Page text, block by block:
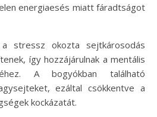
energiaesés miatt fáradtságot
stressz okozta sejtkárosodás
így hozzájárulnak a mentális
A bogyókban található
ezáltal csökkentve a
kockázatát.